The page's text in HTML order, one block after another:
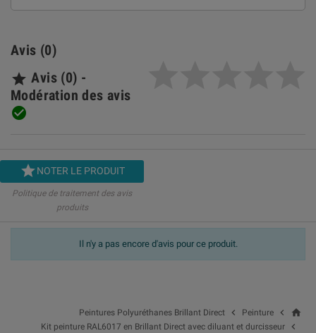
Avis (0)
 Avis (0) -
Modération des avis

NOTER LE PRODUIT
Politique de traitement des avis
produits
Il n'y a pas encore d'avis pour ce produit.
home

Peinture

Peintures Polyuréthanes Brillant Direct

Kit peinture RAL6017 en Brillant Direct avec diluant et durcisseur